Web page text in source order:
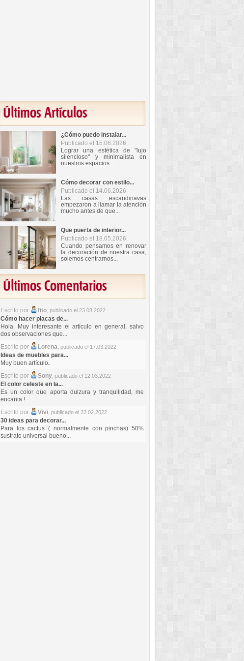
Últimos Artículos
¿Cómo puedo instalar...
Publicado el 15.06.2026
Lograr una estética de "lujo
silencioso" y minimalista en
nuestros espacios...
Cómo decorar con estilo...
Publicado el 14.06.2026
Las casas escandinavas
empezaron a llamar la atención
mucho antes de que...
Que puerta de interior...
Publicado el 18.05.2026
Cuando pensamos en renovar
la decoración de nuestra casa,
solemos centrarnos...
Últimos Comentarios
Escrito por fito, publicado el 23.03.2022
Cómo hacer placas de...
Hola. Muy interesante el artículo en general, salvo
dos observaciones que...
Escrito por
Lorena, publicado el 17.03.2022
Ideas de muebles para...
Muy buen artículo.
Escrito por
Sony, publicado el 12.03.2022
El color celeste en la...
Es un color que aporta dulzura y tranquilidad, me
encanta !
Escrito por
Vivi, publicado el 22.02.2022
30 ideas para decorar...
Para los cactus ( normalmente con pinchas) 50%
sustrato universal bueno...